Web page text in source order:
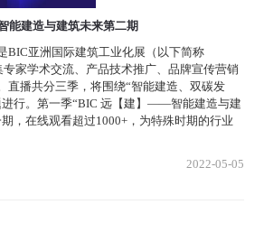
建造与建筑未来第二期
BIC亚洲国际建筑工业化展（以下简称
家学术交流、产品技术推广、品牌宣传营销
直播共分三季，将围绕“智能建造、双碳发
进行。第一季“BIC 远【建】——智能建造与建
，在线观看超过1000+，为特殊时期的行业
2022-05-05